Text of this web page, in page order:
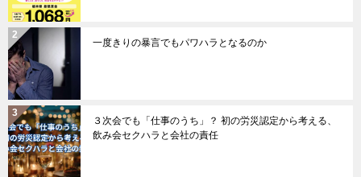
一度きりの暴言でもパワハラとなるのか
３次会でも「仕事のうち」？ 初の労災認定から考える、
飲み会セクハラと会社の責任